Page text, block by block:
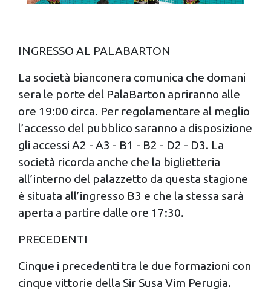
INGRESSO AL PALABARTON
La società bianconera comunica che domani
sera le porte del PalaBarton apriranno alle
ore 19:00 circa. Per regolamentare al meglio
l’accesso del pubblico saranno a disposizione
gli accessi A2 - A3 - B1 - B2 - D2 - D3. La
società ricorda anche che la biglietteria
all’interno del palazzetto da questa stagione
è situata all’ingresso B3 e che la stessa sarà
aperta a partire dalle ore 17:30.
PRECEDENTI
Cinque i precedenti tra le due formazioni con
cinque vittorie della Sir Susa Vim Perugia.